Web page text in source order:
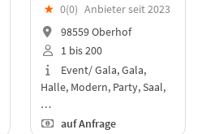
★ 0(0) Anbieter seit 2023
98559 Oberhof
1 bis 200
Event/ Gala, Gala,
Halle, Modern, Party, Saal,
…
auf Anfrage